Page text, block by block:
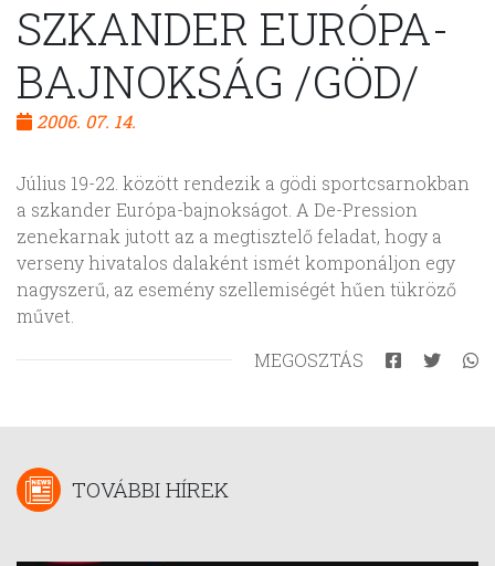
SZKANDER EURÓPA-
BAJNOKSÁG /GÖD/
2006. 07. 14.
Július 19-22. között rendezik a gödi sportcsarnokban
a szkander Európa-bajnokságot. A De-Pression
zenekarnak jutott az a megtisztelő feladat, hogy a
verseny hivatalos dalaként ismét komponáljon egy
nagyszerű, az esemény szellemiségét hűen tükröző
művet.
MEGOSZTÁS
TOVÁBBI HÍREK